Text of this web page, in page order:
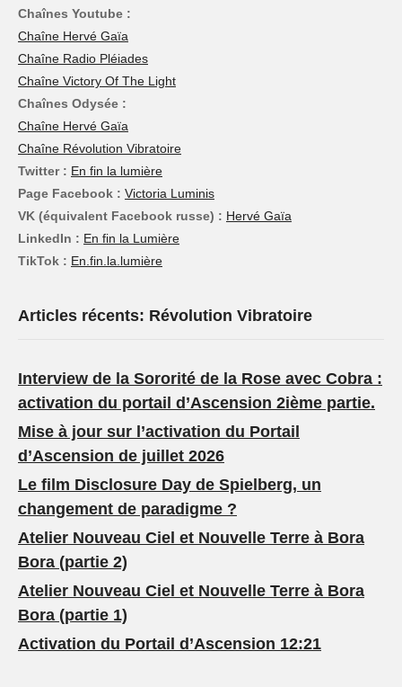
Chaînes Youtube :
Chaîne Hervé Gaïa
Chaîne Radio Pléiades
Chaîne Victory Of The Light
Chaînes Odysée :
Chaîne Hervé Gaïa
Chaîne Révolution Vibratoire
Twitter : En fin la lumière
Page Facebook : Victoria Luminis
VK (équivalent Facebook russe) : Hervé Gaïa
LinkedIn : En fin la Lumière
TikTok : En.fin.la.lumière
Articles récents: Révolution Vibratoire
Interview de la Sororité de la Rose avec Cobra :
activation du portail d’Ascension 2ième partie.
Mise à jour sur l’activation du Portail
d’Ascension de juillet 2026
Le film Disclosure Day de Spielberg, un
changement de paradigme ?
Atelier Nouveau Ciel et Nouvelle Terre à Bora
Bora (partie 2)
Atelier Nouveau Ciel et Nouvelle Terre à Bora
Bora (partie 1)
Activation du Portail d’Ascension 12:21